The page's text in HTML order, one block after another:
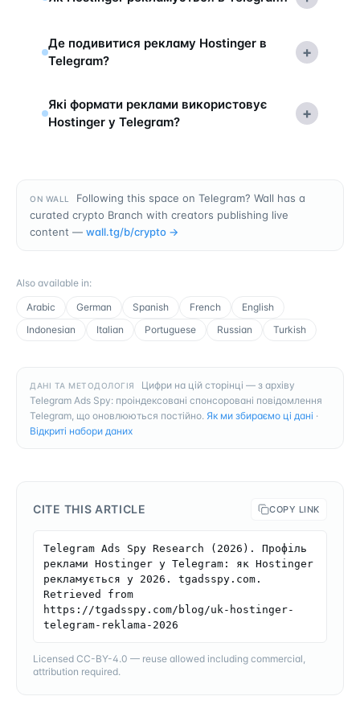
Де подивитися рекламу Hostinger в
Telegram?
+
Які формати реклами використовує
Hostinger у Telegram?
+
ON WALL
Following this space on Telegram? Wall has a
curated crypto Branch with creators publishing live
content — wall.tg/b/crypto →
Also available in:
Arabic
German Spanish French
English
Indonesian
Italian Portuguese Russian Turkish
ДАНІ ТА МЕТОДОЛОГІЯ
Цифри на цій сторінці — з архіву
Telegram Ads Spy: проіндексовані спонсоровані повідомлення
Telegram, що оновлюються постійно. Як ми збираємо ці дані ·
Відкриті набори даних
CITE THIS ARTICLE COPY LINK
Telegram Ads Spy Research (2026). Профіль
реклами Hostinger у Telegram: як Hostinger
рекламується у 2026. tgadsspy.com.
Retrieved from
https://tgadsspy.com/blog/uk-hostinger-
telegram-reklama-2026
Licensed CC-BY-4.0 — reuse allowed including commercial,
attribution required.